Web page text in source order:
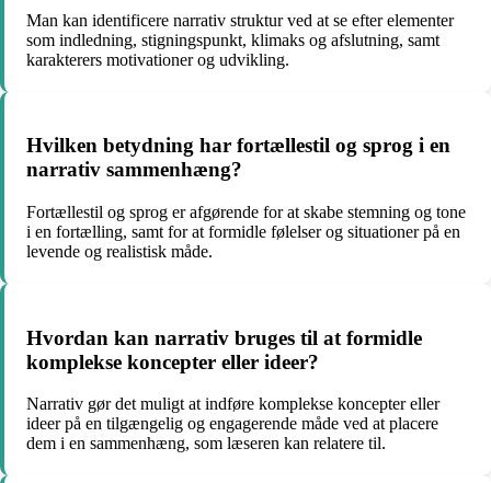
Man kan identificere narrativ struktur ved at se efter elementer
som indledning, stigningspunkt, klimaks og afslutning, samt
karakterers motivationer og udvikling.
Hvilken betydning har fortællestil og sprog i en
narrativ sammenhæng?
Fortællestil og sprog er afgørende for at skabe stemning og tone
i en fortælling, samt for at formidle følelser og situationer på en
levende og realistisk måde.
Hvordan kan narrativ bruges til at formidle
komplekse koncepter eller ideer?
Narrativ gør det muligt at indføre komplekse koncepter eller
ideer på en tilgængelig og engagerende måde ved at placere
dem i en sammenhæng, som læseren kan relatere til.